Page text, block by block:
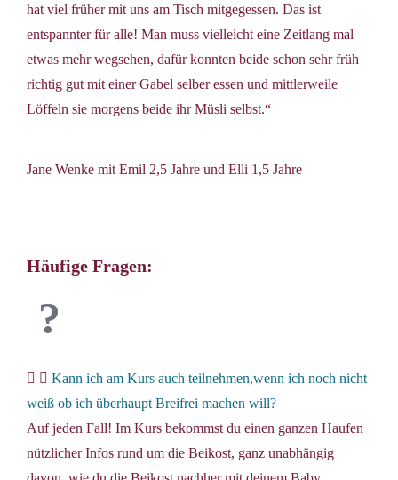
hat viel früher mit uns am Tisch mitgegessen. Das ist
entspannter für alle! Man muss vielleicht eine Zeitlang mal
etwas mehr wegsehen, dafür konnten beide schon sehr früh
richtig gut mit einer Gabel selber essen und mittlerweile
Löffeln sie morgens beide ihr Müsli selbst.“
Jane Wenke mit Emil 2,5 Jahre und Elli 1,5 Jahre
Häufige Fragen:
Kann ich am Kurs auch teilnehmen,wenn ich noch nicht
weiß ob ich überhaupt Breifrei machen will?
Auf jeden Fall! Im Kurs bekommst du einen ganzen Haufen
nützlicher Infos rund um die Beikost, ganz unabhängig